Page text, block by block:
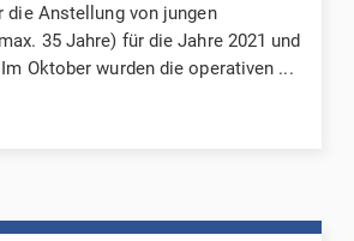
die Anstellung von jungen
35 Jahre) für die Jahre 2021 und
Oktober wurden die operativen ...